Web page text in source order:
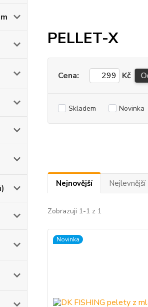
PELLET-X
Cena: Kč
Skladem Novinka
Nejnovější Nejlevnější
Zobrazuji 1-1 z 1
Novinka